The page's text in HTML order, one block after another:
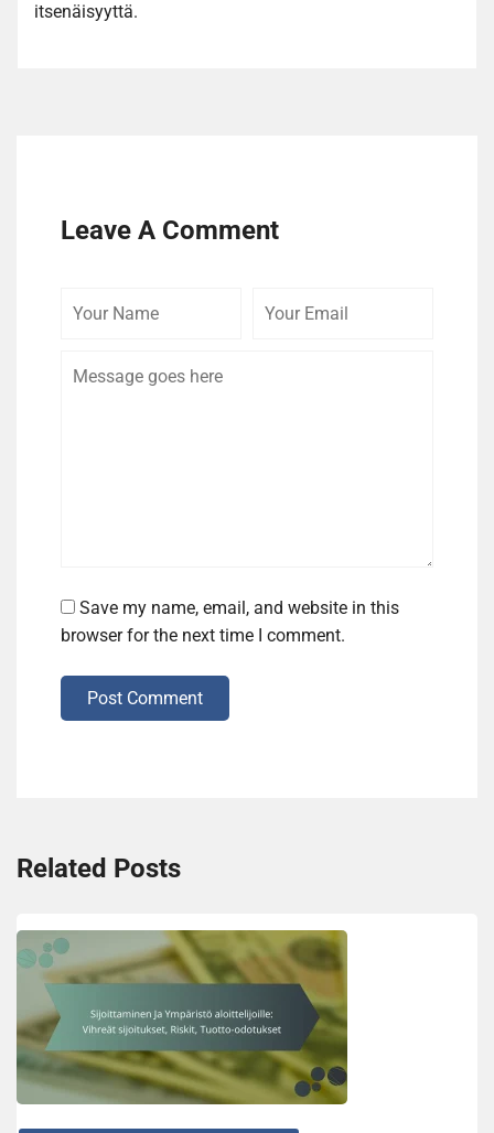
itsenäisyyttä.
Leave A Comment
Save my name, email, and website in this
browser for the next time I comment.
Post Comment
Related Posts